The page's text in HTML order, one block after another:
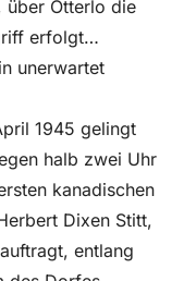
über Otterlo die
erfolgt
unerwartet
1945 gelingt
halb zwei Uhr
kanadischen
Dixen Stitt,
entlang